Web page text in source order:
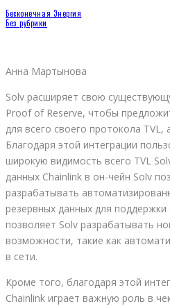
Бесконечная Энергия
Без рубрики
Анна Мартынова
Solv расширяет свою
Proof of Reserve, чтобы
для всего своего протокола TVL,
Благодаря этой интеграции
широкую видимость всего TVL
данных Chainlink в он-чейн Solv
разрабатывать
резервных данных для
позволяет Solv разрабатывать
возможности, такие как
в сети.
Кроме того, благодаря этой
Chainlink играет важную роль в